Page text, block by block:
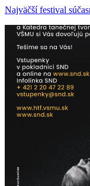
Najväčší festival